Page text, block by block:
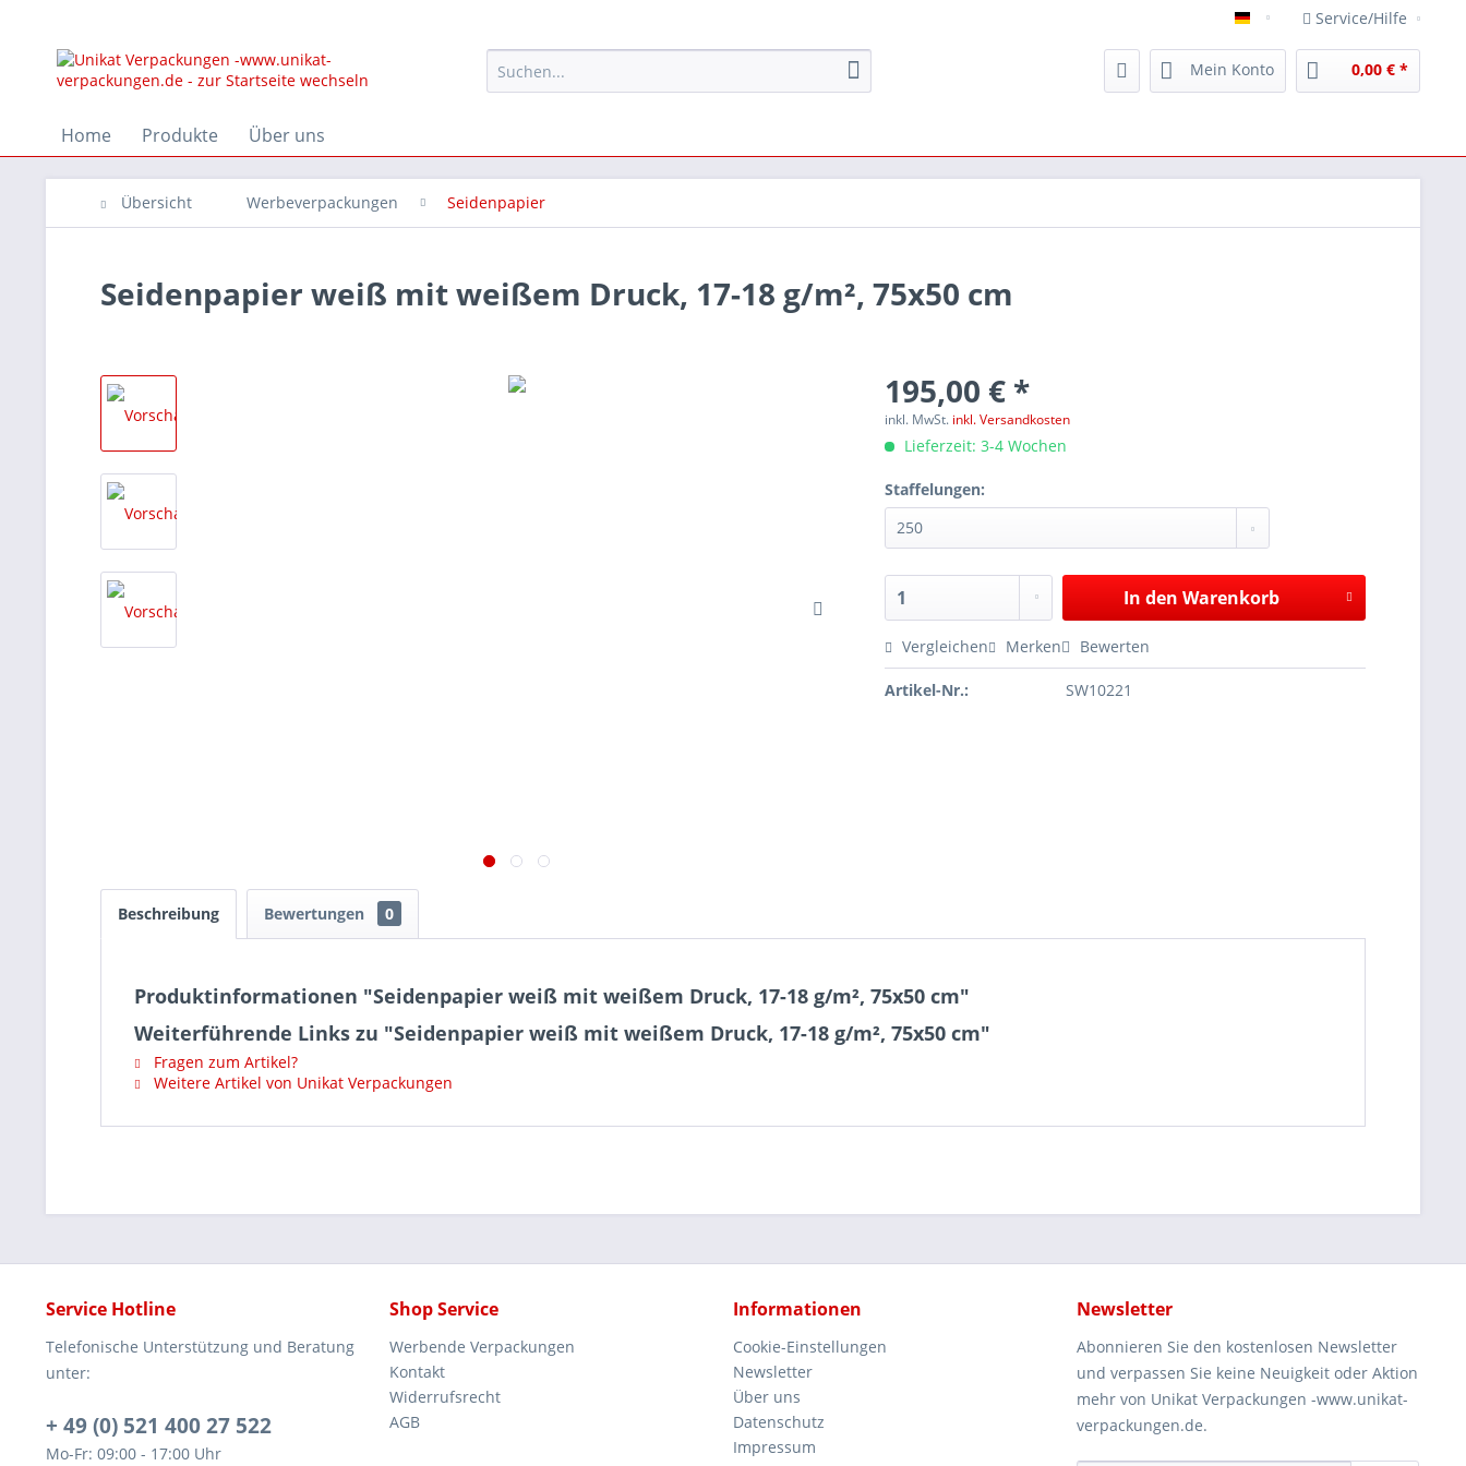
Unikat Verpackungen -
Service/Hilfe
Mein Konto 0,00 € *
Home Produkte Über uns
Übersicht Werbeverpackungen Seidenpapier
Seidenpapier weiß mit weißem Druck, 17-18 g/m², 75x50 cm
195,00 € *
inkl. MwSt. inkl. Versandkosten
Lieferzeit: 3-4 Wochen
Staffelungen:
In den Warenkorb
Vergleichen Merken Bewerten
Artikel-Nr.: SW10221
Beschreibung Bewertungen 0
Produktinformationen "Seidenpapier weiß mit weißem Druck, 17-18 g/m², 75x50 cm"
Weiterführende Links zu "Seidenpapier weiß mit weißem Druck, 17-18 g/m², 75x50 cm"
Fragen zum Artikel?
Weitere Artikel von Unikat Verpackungen
Service Hotline
Telefonische Unterstützung und Beratung
unter:
+ 49 (0) 521 400 27 522
Mo-Fr: 09:00 - 17:00 Uhr
Shop Service
Werbende Verpackungen
Kontakt
Widerrufsrecht
AGB
Informationen
Cookie-Einstellungen
Newsletter
Über uns
Datenschutz
Impressum
Newsletter
Abonnieren Sie den kostenlosen Newsletter
und verpassen Sie keine Neuigkeit oder Aktion
mehr von Unikat Verpackungen -www.unikat-
verpackungen.de.